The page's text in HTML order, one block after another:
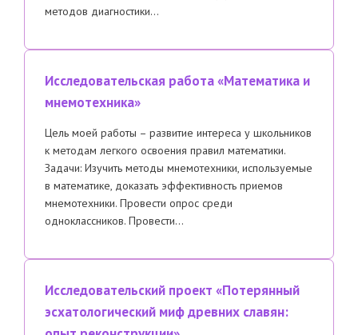
методов диагностики…
Исследовательская работа «Математика и
мнемотехника»
Цель моей работы – развитие интереса у школьников
к методам легкого освоения правил математики.
Задачи: Изучить методы мнемотехники, используемые
в математике, доказать эффективность приемов
мнемотехники. Провести опрос среди
одноклассников. Провести…
Исследовательский проект «Потерянный
эсхатологический миф древних славян: